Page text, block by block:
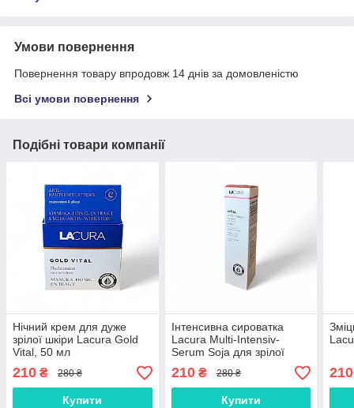
Умови повернення
Повернення товару впродовж 14 днів за домовленістю
Всі умови повернення
Подібні товари компанії
Нічний крем для дуже
зрілої шкіри Lаcura Gold
Vital, 50 мл
210 ₴ 280 ₴
Купити
Інтенсивна сироватка
Lacura Multi-Intensiv-
Serum Soja для зрілої
шкіри з аргановою олією
та прискорювачем
колагену, 30 мл
210₴ 280 ₴
Купити
210